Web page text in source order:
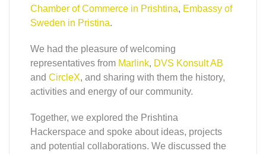
Chamber of Commerce in Prishtina, Embassy of
Sweden in Pristina.
We had the pleasure of welcoming
representatives from Marlink, DVS Konsult AB
and CircleX, and sharing with them the history,
activities and energy of our community.
Together, we explored the Prishtina
Hackerspace and spoke about ideas, projects
and potential collaborations. We discussed the